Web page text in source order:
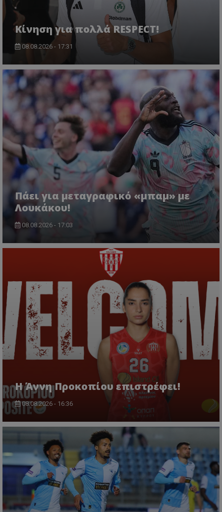
Κίνηση για πολλά RESPECT!
08.08.2026 - 17:31
Πάει για μεταγραφικό «μπαμ» με
Λουκάκου!
08.08.2026 - 17:03
Η Άννη Προκοπίου επιστρέφει!
08.08.2026 - 16:36